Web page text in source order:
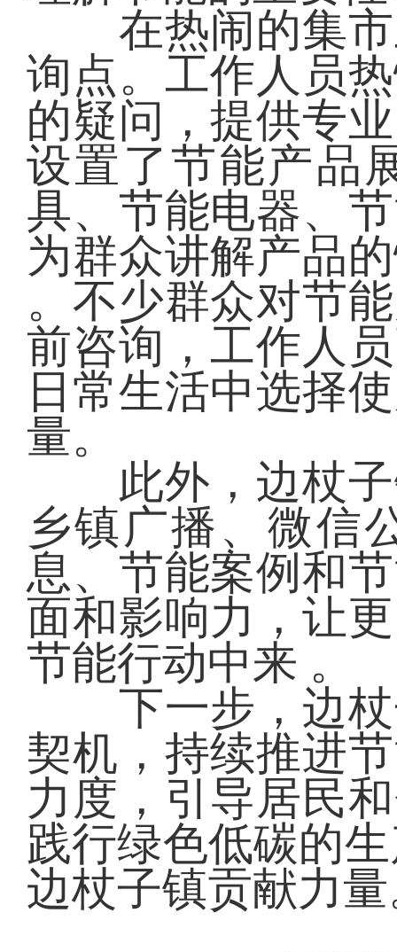
在热闹的集市
询点。工作人员
的疑问，提供专
设置了节能产品
具、节能电器、
为群众讲解产品
。不少群众对节
前咨询，工作人
日常生活中选择
量。
此外，边杖子
乡镇广播、微信
息、节能案例和
面和影响力，让
节能行动中来 。
下一步，边杖
契机，持续推进
力度，引导居民
践行绿色低碳的
边杖子镇贡献力